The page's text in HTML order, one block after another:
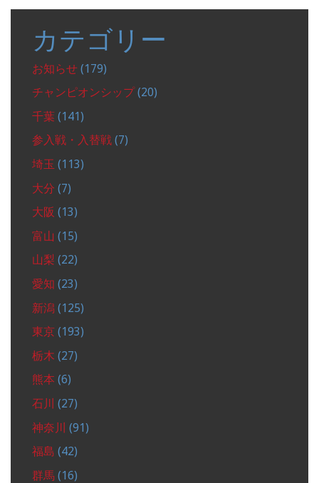
カテゴリー
お知らせ (179)
チャンピオンシップ(20)
千葉 (141)
参入戦・入替戦 (7)
埼玉 (113)
大分 (7)
大阪 (13)
富山 (15)
山梨 (22)
愛知 (23)
新潟 (125)
東京 (193)
栃木 (27)
熊本 (6)
石川 (27)
神奈川 (91)
福島 (42)
群馬 (16)